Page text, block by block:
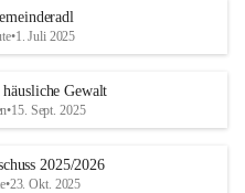
•1. Juli 2025
häusliche Gewalt
•15. Sept. 2025
2025/2026
•23. Okt. 2025